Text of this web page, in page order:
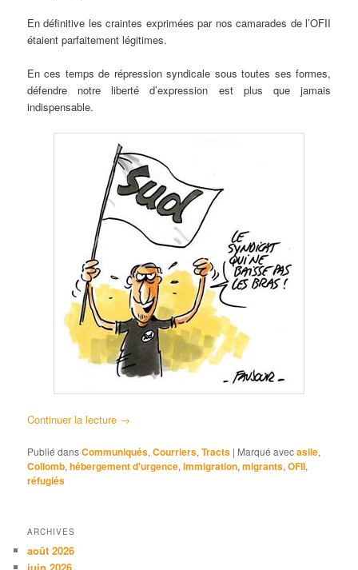
En définitive les craintes exprimées par nos camarades de l’OFII
étaient parfaitement légitimes.
En ces temps de répression syndicale sous toutes ses formes,
défendre notre liberté d’expression est plus que jamais
indispensable.
Continuer la lecture →
Publié dansCommuniqués,Courriers,Tracts | Marqué avecasile,
Collomb,hébergement d'urgence,immigration,migrants,OFII,
réfugiés
ARCHIVES
août 2026